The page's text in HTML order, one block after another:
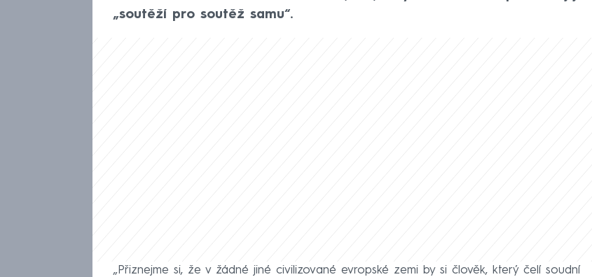
„soutěží pro soutěž samu“.
„Přiznejme si, že v žádné jiné civilizované evropské zemi by si člověk, který čelí soudní